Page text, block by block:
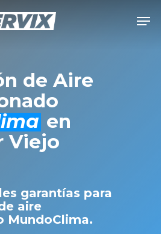
de Aire
en
Viejo
garantías para
aire
MundoClima.